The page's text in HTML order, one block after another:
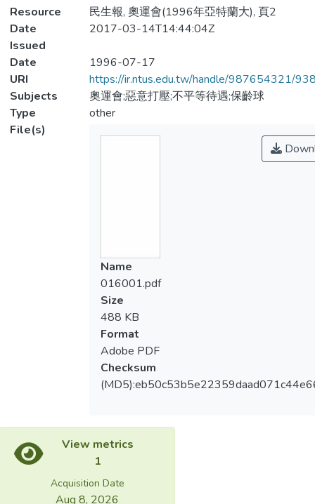
Resource
民生報, 奧運會(1996年亞特蘭大), 頁2
Date
Issued
2017-03-14T14:44:04Z
Date
1996-07-17
URI
https://ir.ntus.edu.tw/handle/987654321/
Subjects
奧運會;惡意打壓;不平等待遇;保齡球
Type
other
File(s)
Name
016001.pdf
Size
488 KB
Format
Adobe PDF
Checksum
View metrics
1
Acquisition Date
Aug 8, 2026